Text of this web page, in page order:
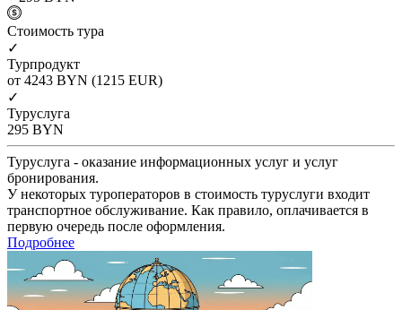
Cтоимость тура
✓
Турпродукт
от 4243 BYN (1215 EUR)
✓
Туруслуга
295 BYN
Туруслуга - оказание информационных услуг и услуг
бронирования.
У некоторых туроператоров в стоимость туруслуги входит
транспортное обслуживание. Как правило, оплачивается в
первую очередь после оформления.
Подробнее